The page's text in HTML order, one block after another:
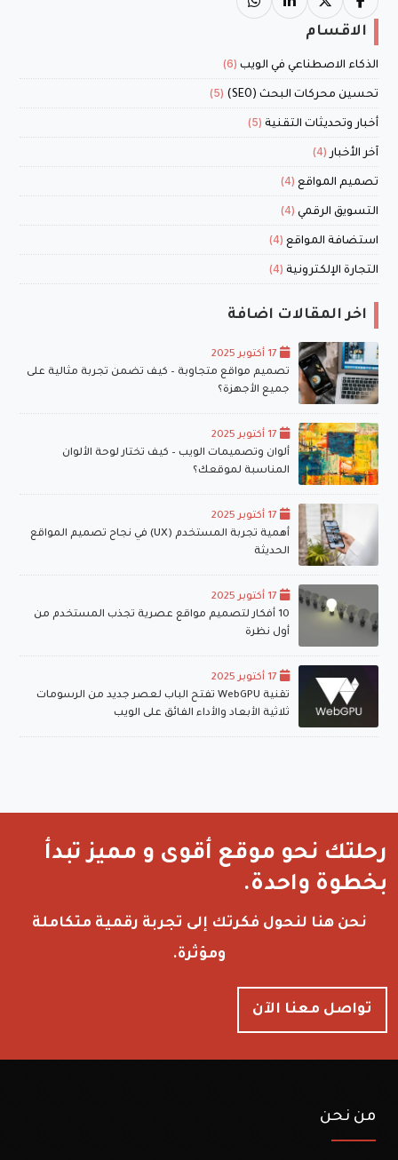
الاقسام
الذكاء الاصطناعي في الويب (6)
تحسين محركات البحث (SEO) (5)
أخبار وتحديثات التقنية (5)
آخر الأخبار (4)
تصميم المواقع (4)
التسويق الرقمي (4)
استضافة المواقع (4)
التجارة الإلكترونية (4)
اخر المقالات اضافة
تصميم مواقع متجاوبة – كيف تضمن تجربة مثالية على
جميع الأجهزة؟
ألوان وتصميمات الويب – كيف تختار لوحة الألوان
المناسبة لموقعك؟
أهمية تجربة المستخدم (UX) في نجاح تصميم المواقع
الحديثة
10 أفكار لتصميم مواقع عصرية تجذب المستخدم من
أول نظرة
تقنية WebGPU تفتح الباب لعصر جديد من الرسومات
ثلاثية الأبعاد والأداء الفائق على الويب
رحلتك نحو موقع أقوى و مميز تبدأ
بخطوة واحدة.
نحن هنا لنحول فكرتك إلى تجربة رقمية متكاملة
ومؤثرة.
تواصل معنا الآن
من نحن